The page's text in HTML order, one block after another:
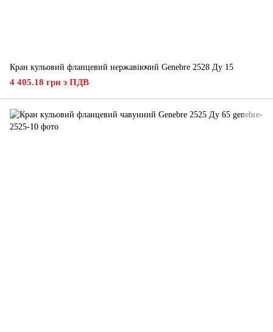
Кран кульовий фланцевий нержавіючий Genebre 2528 Ду 15
4 405.18 грн з ПДВ